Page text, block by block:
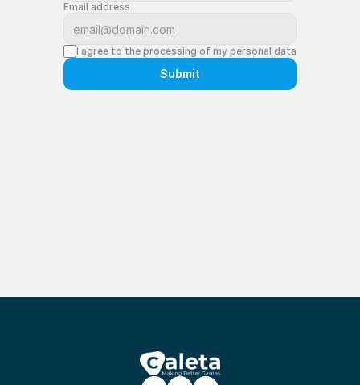
Email address
I agree to the processing of my personal data
Submit